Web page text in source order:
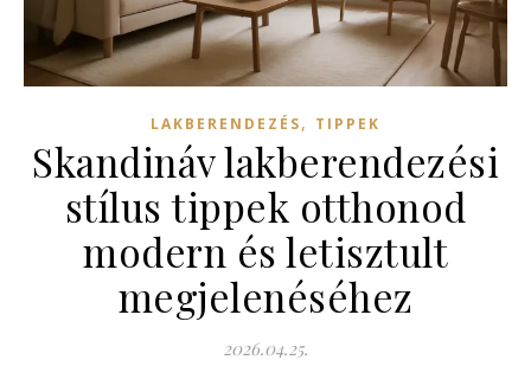
LAKBERENDEZÉS, TIPPEK
Skandináv lakberendezési
stílus tippek otthonod
modern és letisztult
megjelenéséhez
2026.04.25.